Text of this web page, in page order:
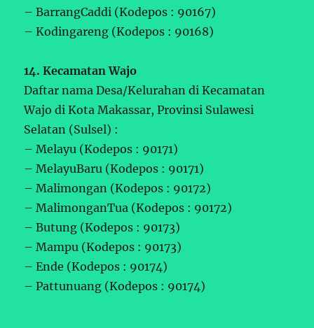
– BarrangCaddi (Kodepos : 90167)
– Kodingareng (Kodepos : 90168)
14. Kecamatan Wajo
Daftar nama Desa/Kelurahan di Kecamatan
Wajo di Kota Makassar, Provinsi Sulawesi
Selatan (Sulsel) :
– Melayu (Kodepos : 90171)
– MelayuBaru (Kodepos : 90171)
– Malimongan (Kodepos : 90172)
– MalimonganTua (Kodepos : 90172)
– Butung (Kodepos : 90173)
– Mampu (Kodepos : 90173)
– Ende (Kodepos : 90174)
– Pattunuang (Kodepos : 90174)